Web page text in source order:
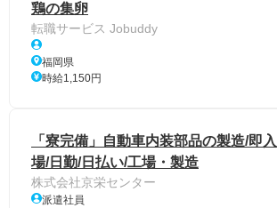
鶏の集卵
転職サービス Jobuddy
福岡県
時給1,150円
「寮完備」自動車内装部品の製造/即
場/日勤/日払い/工場・製造
株式会社京栄センター
派遣社員